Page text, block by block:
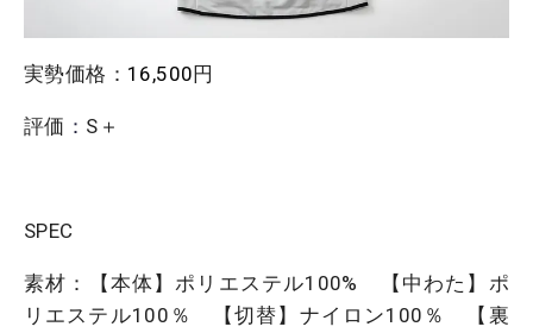
実勢価格： 16,500円
評価 ： S＋
SPEC
素材：【本体】ポリエステル100% 【中わた】ポ
リエステル100％ 【切替】ナイロン100％ 【裏